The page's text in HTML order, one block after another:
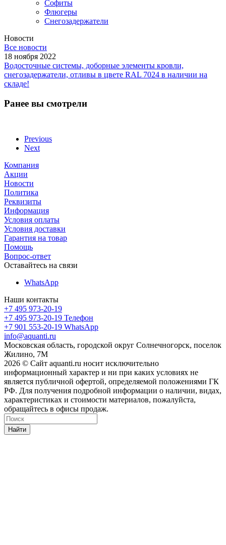
Софиты
Флюгеры
Снегозадержатели
Новости
Все новости
18 ноября 2022
Водосточные системы, доборные элементы кровли,
снегозадержатели, отливы в цвете RAL 7024 в наличии на
складе!
Ранее вы смотрели
Previous
Next
Компания
Акции
Новости
Политика
Реквизиты
Информация
Условия оплаты
Условия доставки
Гарантия на товар
Помощь
Вопрос-ответ
Оставайтесь на связи
WhatsApp
Наши контакты
+7 495 973-20-19
+7 495 973-20-19 Телефон
+7 901 553-20-19 WhatsApp
info@aquanti.ru
Московская область, городской округ Солнечногорск, поселок
Жилино, 7М
2026 © Сайт aquanti.ru носит исключительно
информационный характер и ни при каких условиях не
является публичной офертой, определяемой положениями ГК
РФ. Для получения подробной информации о наличии, видах,
характеристиках и стоимости материалов, пожалуйста,
обращайтесь в офисы продаж.
Найти